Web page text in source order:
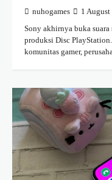
nuhogames 1 August
Sony akhirnya buka
produksi Disc
komunitas gamer,